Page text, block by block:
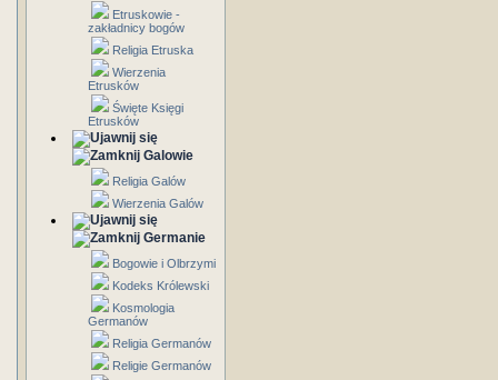
Etruskowie -
zakładnicy bogów
Religia Etruska
Wierzenia
Etrusków
Święte Księgi
Etrusków
Galowie
Religia Galów
Wierzenia Galów
Germanie
Bogowie i Olbrzymi
Kodeks Królewski
Kosmologia
Germanów
Religia Germanów
Religie Germanów